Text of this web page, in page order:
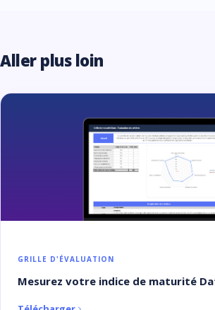
Aller plus loin
GRILLE D'ÉVALUATION
Mesurez votre indice de maturité